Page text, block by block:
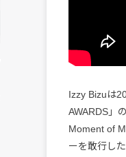
Izzy Bizuは
AWARDS」
Moment of
ーを敢行し